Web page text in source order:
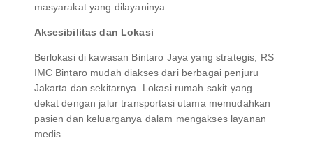
masyarakat yang dilayaninya.
Aksesibilitas dan Lokasi
Berlokasi di kawasan Bintaro Jaya yang strategis, RS
IMC Bintaro mudah diakses dari berbagai penjuru
Jakarta dan sekitarnya. Lokasi rumah sakit yang
dekat dengan jalur transportasi utama memudahkan
pasien dan keluarganya dalam mengakses layanan
medis.